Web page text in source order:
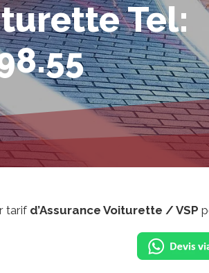
Tel:
tarif d’Assurance Voiturette / VSP